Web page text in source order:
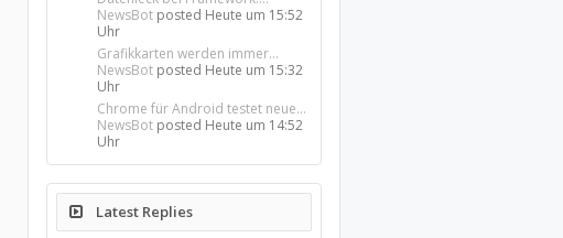
NewsBot posted Heute um 15:52
Uhr
Grafikkarten werden immer...
NewsBot posted Heute um 15:32
Uhr
Chrome für Android testet neue...
NewsBot posted Heute um 14:52
Uhr
Latest Replies